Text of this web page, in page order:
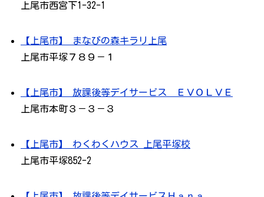
上尾市西宮下1-32-1
【上尾市】 まなびの森キラリ上尾
上尾市平塚７８９－１
【上尾市】 放課後等デイサービス ＥＶＯＬＶＥ
上尾市本町３－３－３
【上尾市】 わくわくハウス 上尾平塚校
上尾市平塚852-2